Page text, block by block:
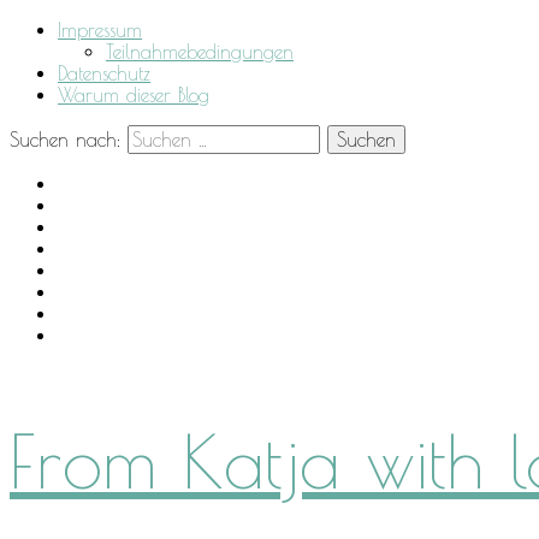
Impressum
Teilnahmebedingungen
Datenschutz
Warum dieser Blog
Suchen nach:
From Katja with